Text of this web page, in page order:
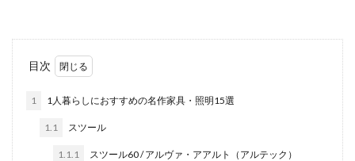
目次
1 1人暮らしにおすすめの名作家具・照明15選
1.1 スツール
1.1.1 スツール60 / アルヴァ・アアルト（アルテック）